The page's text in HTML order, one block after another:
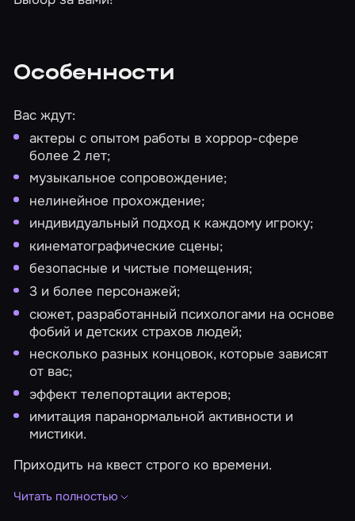
Особенности
Вас ждут:
актеры с опытом работы в хоррор-сфере
более 2 лет;
музыкальное сопровождение;
нелинейное прохождение;
индивидуальный подход к каждому игроку;
кинематографические сцены;
безопасные и чистые помещения;
3 и более персонажей;
сюжет, разработанный психологами на основе
фобий и детских страхов людей;
несколько разных концовок, которые зависят
от вас;
эффект телепортации актеров;
имитация паранормальной активности и
мистики.
Приходить на квест строго ко времени.
Фотографии игроков: услуга не предоставляется.
Читать полностью